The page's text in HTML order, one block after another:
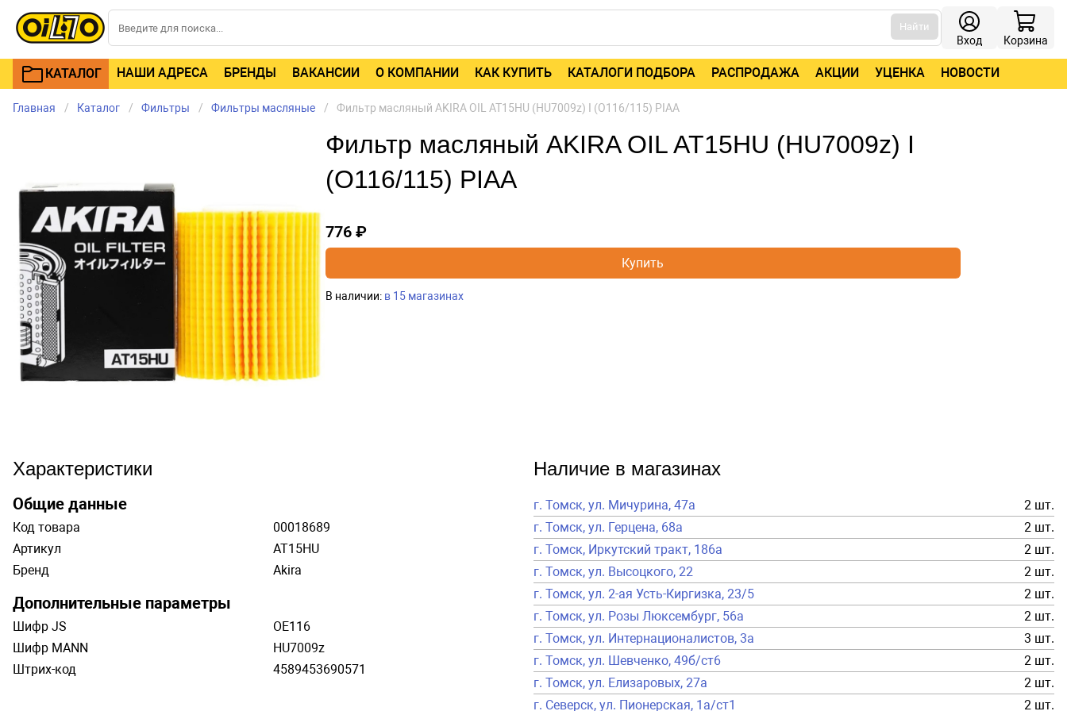
Найти
Вход Корзина
КАТАЛОГ НАШИ АДРЕСА БРЕНДЫ ВАКАНСИИ О КОМПАНИИ КАК КУПИТЬ КАТАЛОГИ ПОДБОРА РАСПРОДАЖА АКЦИИ УЦЕНКА НОВОСТИ
Главная Каталог Фильтры Фильтры масляные Фильтр масляный AKIRA OIL AT15HU (HU7009z) I (O116/115) PIAA
Фильтр масляный AKIRA OIL AT15HU (HU7009z) I
(O116/115) PIAA
776 ₽
Купить
В наличии: в 15 магазинах
Характеристики
Общие данные
Код товара
00018689
Артикул
AT15HU
Бренд
Akira
Дополнительные параметры
Шифр JS
OE116
Шифр MANN
HU7009z
Штрих-код
4589453690571
Наличие в магазинах
г. Томск, ул. Мичурина, 47а
2 шт.
г. Томск, ул. Герцена, 68а
2 шт.
г. Томск, Иркутский тракт, 186а
2 шт.
г. Томск, ул. Высоцкого, 22
2 шт.
г. Томск, ул. 2-ая Усть-Киргизка, 23/5
2 шт.
г. Томск, ул. Розы Люксембург, 56а
2 шт.
г. Томск, ул. Интернационалистов, 3а
3 шт.
г. Томск, ул. Шевченко, 49б/ст6
2 шт.
г. Томск, ул. Елизаровых, 27а
2 шт.
г. Северск, ул. Пионерская, 1а/ст1
2 шт.